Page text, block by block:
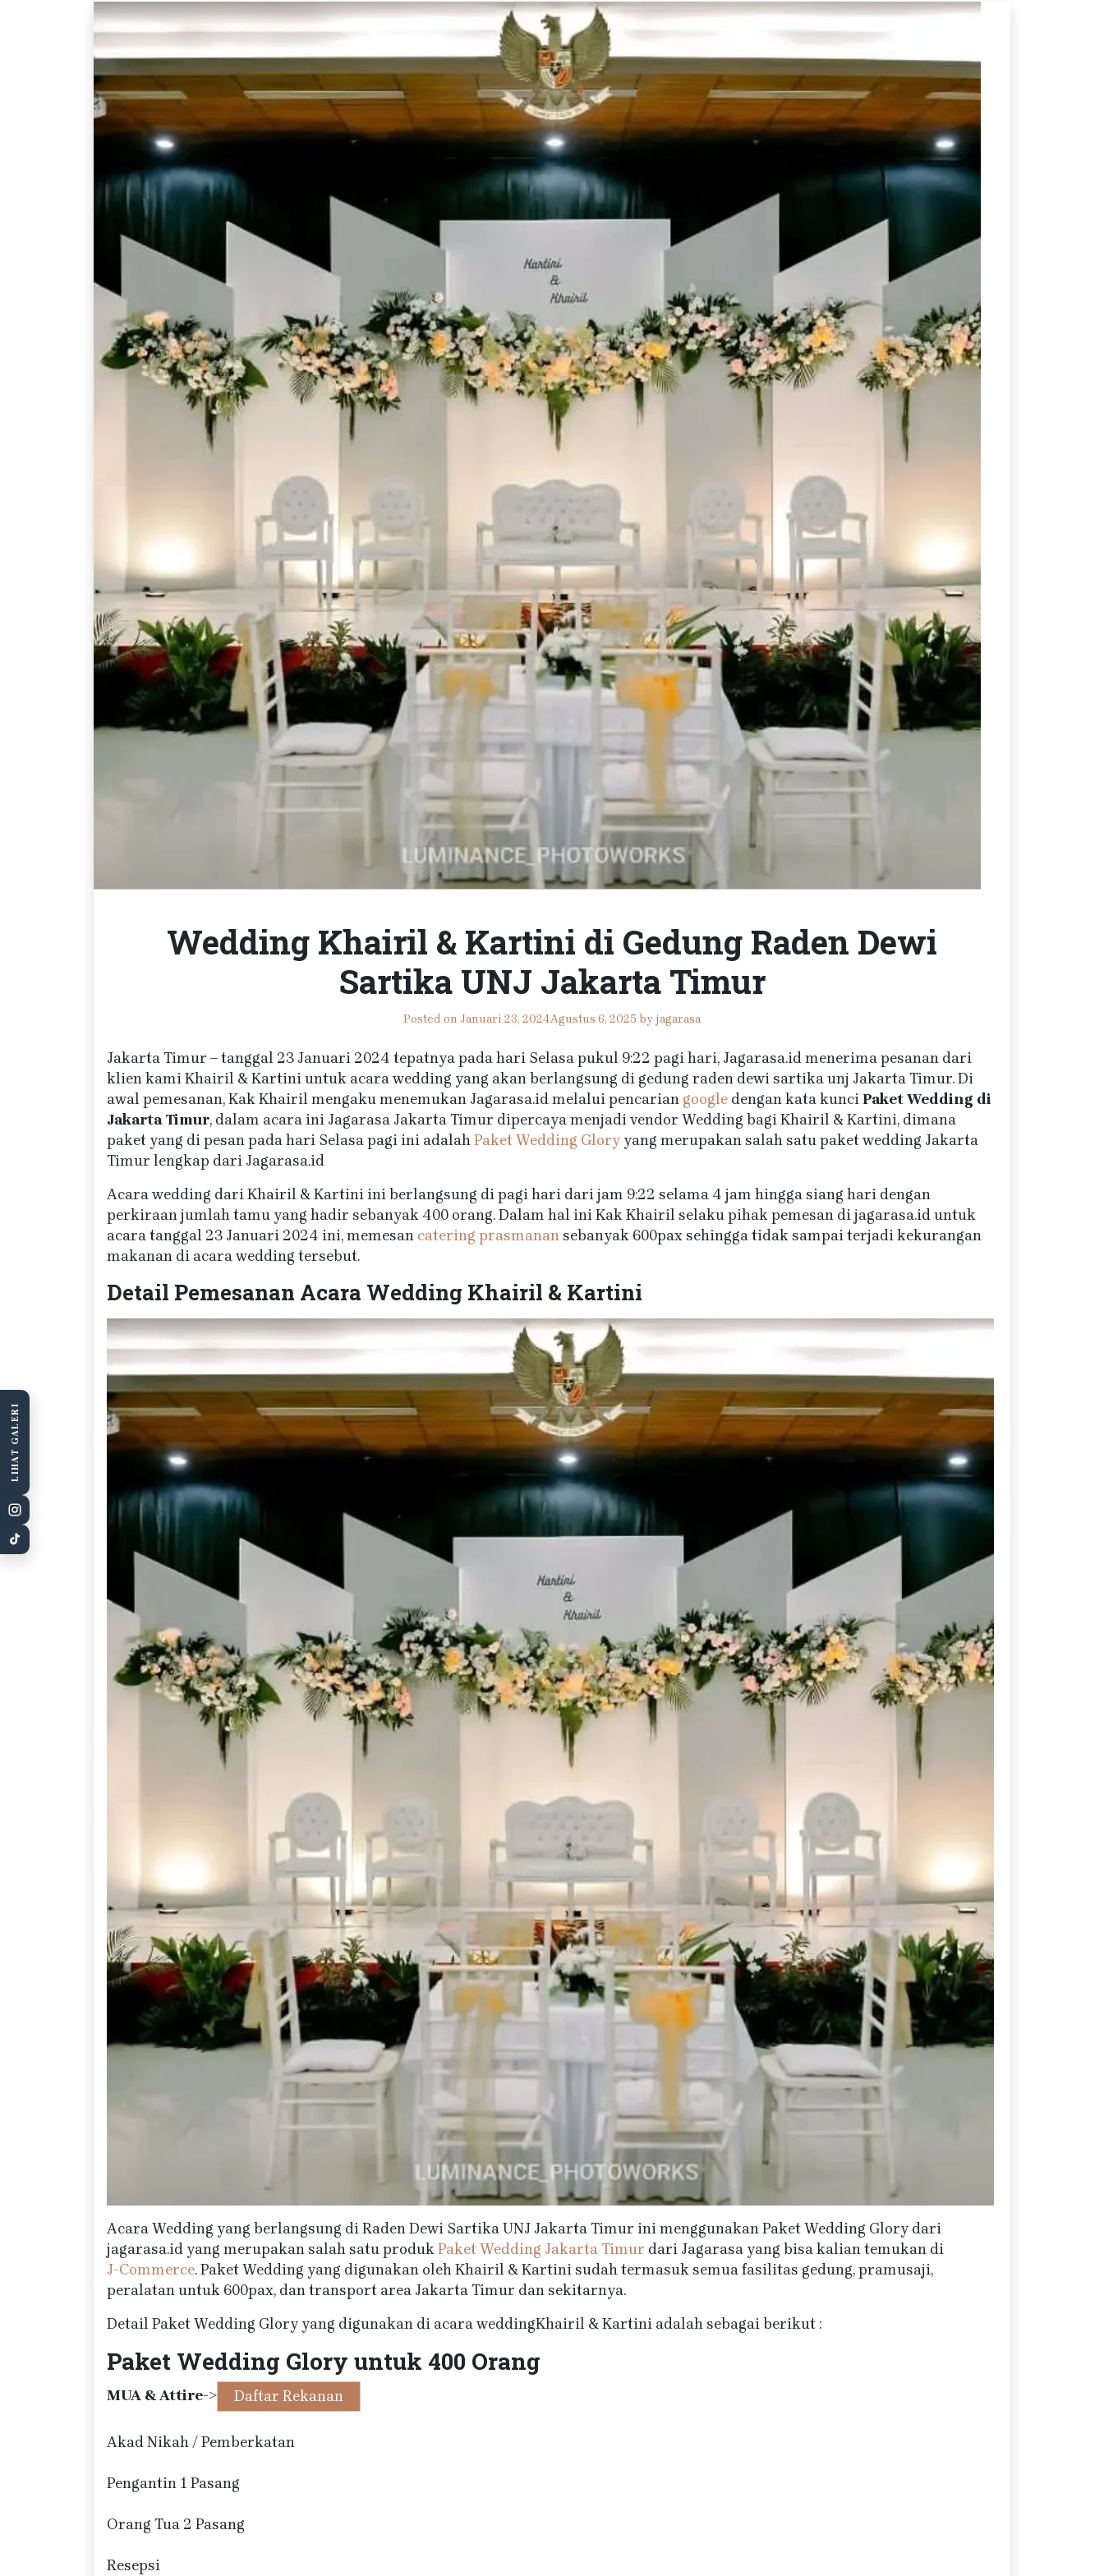
Wedding Khairil & Kartini di Gedung Raden Dewi
Sartika UNJ Jakarta Timur
Posted on Januari 23, 2024Agustus 6, 2025 by jagarasa
Jakarta Timur – tanggal 23 Januari 2024 tepatnya pada hari Selasa pukul 9:22 pagi hari, Jagarasa.id menerima pesanan dari
klien kami Khairil & Kartini untuk acara wedding yang akan berlangsung di gedung raden dewi sartika unj Jakarta Timur. Di
awal pemesanan, Kak Khairil mengaku menemukan Jagarasa.id melalui pencarian google dengan kata kunciPaket Wedding di
Jakarta Timur, dalam acara ini Jagarasa Jakarta Timur dipercaya menjadi vendor Wedding bagi Khairil & Kartini, dimana
paket yang di pesan pada hari Selasa pagi ini adalahPaket Wedding Glory yang merupakan salah satu paket wedding Jakarta
Timur lengkap dari Jagarasa.id
Acara wedding dari Khairil & Kartini ini berlangsung di pagi hari dari jam 9:22 selama 4 jam hingga siang hari dengan
perkiraan jumlah tamu yang hadir sebanyak 400 orang. Dalam hal ini Kak Khairil selaku pihak pemesan di jagarasa.id untuk
acara tanggal 23 Januari 2024 ini, memesan catering prasmanansebanyak 600pax sehingga tidak sampai terjadi kekurangan
makanan di acara wedding tersebut.
Detail Pemesanan Acara Wedding Khairil & Kartini
Acara Wedding yang berlangsung di Raden Dewi Sartika UNJ Jakarta Timur ini menggunakan Paket Wedding Glory dari
jagarasa.id yang merupakan salah satu produkPaket Wedding Jakarta Timur dari Jagarasa yang bisa kalian temukan di
J-Commerce. Paket Wedding yang digunakan oleh Khairil & Kartini sudah termasuk semua fasilitas gedung, pramusaji,
peralatan untuk 600pax, dan transport area Jakarta Timur dan sekitarnya.
Detail Paket Wedding Glory yang digunakan di acara weddingKhairil & Kartini adalah sebagai berikut :
Paket Wedding Glory untuk 400 Orang
MUA & Attire-> Daftar Rekanan
Akad Nikah / Pemberkatan
Pengantin 1 Pasang
Orang Tua 2 Pasang
Resepsi
LIHAT GALERI